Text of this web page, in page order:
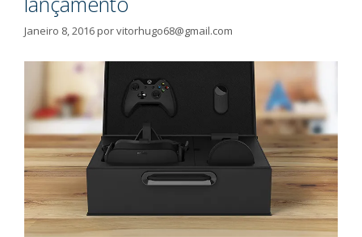
Janeiro 8, 2016porvitorhugo68@gmail.com